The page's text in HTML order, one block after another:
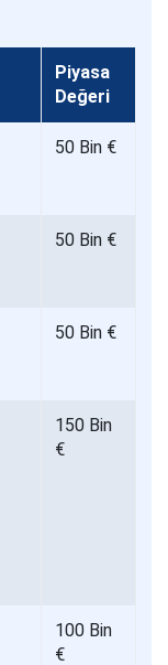
Piyasa
Değeri
50 Bin €
50 Bin €
50 Bin €
150 Bin
€
100 Bin
€